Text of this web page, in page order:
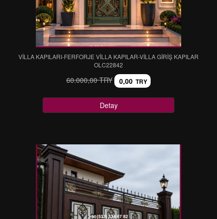
VİLLA KAPILARI-FERFORJE VİLLA KAPILAR-VİLLA GİRİŞ KAPILAR
OLC22842
60.000,00 TRY 0,00 TRY
Detay